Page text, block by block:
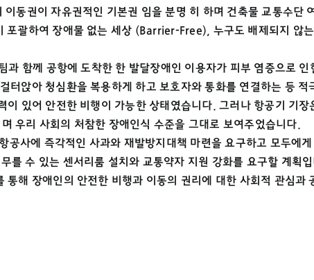
동권이 자유권적인 기본권 임을 분명 히 하며 건축물 교통수단
포괄하여 장애물 없는 세상 (Barrier-Free), 누구도 배제되지 않
함께 공항에 도착한 한 발달장애인 이용자가 피부 염증으로 인
앉아 청심환을 복용하게 하고 보호자와 통화를 연결하는 등 적
있어 안전한 비행이 가능한 상태였습니다. 그러나 항공기 기
우리 사회의 처참한 장애인식 수준을 그대로 보여주었습니다.
사에 즉각적인 사과와 재발방지대책 마련을 요구하고 모두에게
를 수 있는 센서리룸 설치와 교통약자 지원 강화를 요구할 계획
해 장애인의 안전한 비행과 이동의 권리에 대한 사회적 관심과